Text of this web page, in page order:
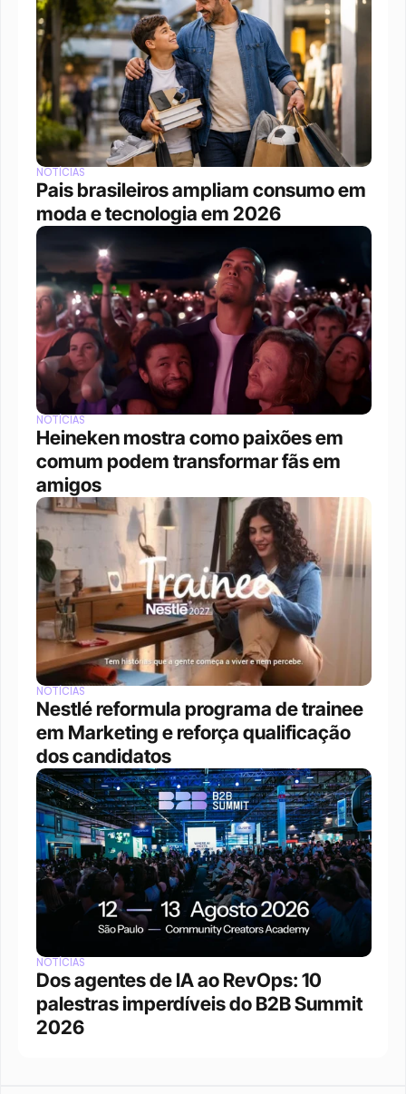
NOTÍCIAS
Pais brasileiros ampliam consumo em
moda e tecnologia em 2026
NOTÍCIAS
Heineken mostra como paixões em
comum podem transformar fãs em
amigos
NOTÍCIAS
Nestlé reformula programa de trainee
em Marketing e reforça qualificação
dos candidatos
NOTÍCIAS
Dos agentes de IA ao RevOps: 10
palestras imperdíveis do B2B Summit
2026